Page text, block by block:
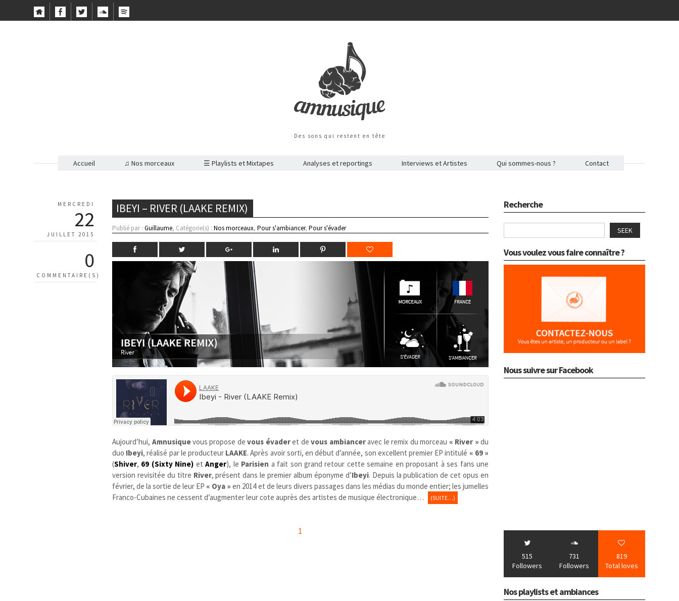
Des sons qui restent en tête
Accueil ♫ Nos morceaux ☰ Playlists et Mixtapes Analyses et reportings Interviews et Artistes Qui sommes-nous ? Contact
MERCREDI
22
JUILLET 2015
0
COMMENTAIRE(S)
IBEYI – RIVER (LAAKE REMIX)
Publié par :Guillaume, Catégorie(s) :Nos morceaux,Pour s'ambiancer,Pour s'évader
Aujourd’hui, Amnusiquevous propose devous évaderet devous ambianceravec le remix du morceau « River » du
duo Ibeyi, réalisé par le producteur LAAKE. Après avoir sorti, en début d’année, son excellent premier EP intitulé « 69 »
(Shiver, 69 (Sixty Nine) etAnger), le Parisien a fait son grand retour cette semaine en proposant à ses fans une
version revisitée du titre River, présent dans le premier album éponyme d’Ibeyi. Depuis la publication de cet opus en
février, de la sortie de leur EP « Oya » en 2014 et de leurs divers passages dans les médias du monde entier; les jumelles
Franco-Cubaines ne cessent d’augmenter leur cote auprès des artistes de musique électronique…
(SUITE…)
1
Recherche
SEEK
Vous voulez vous faire connaître ?
Nous suivre sur Facebook
515
Followers
731
Followers
819
Total loves
Nos playlists et ambiances